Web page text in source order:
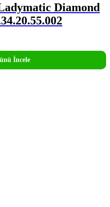
Diamond
İncele